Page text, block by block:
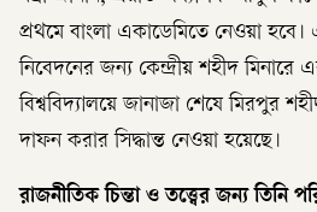
প্রথমে বাংলা একাডেমিতে নেওয়া হবে।
নিবেদনের জন্য কেন্দ্রীয় শহীদ মিনারে
বিশ্ববিদ্যালয়ে জানাজা শেষে মিরপুর
দাফন করার সিদ্ধান্ত নেওয়া হয়েছে।
রাজনীতিক চিন্তা ও তত্ত্বের জন্য